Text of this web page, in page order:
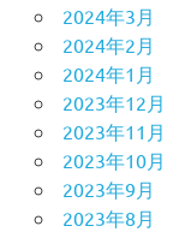
2024年3月
2024年2月
2024年1月
2023年12月
2023年11月
2023年10月
2023年9月
2023年8月